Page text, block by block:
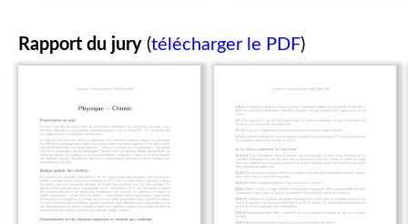
Rapport du jury (télécharger le PDF)